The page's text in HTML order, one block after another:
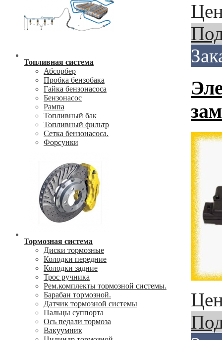
Топливная система
Абсорбер
Пробка бензобака
Гайка бензонасоса
Бензонасос
Рампа
Топливный бак
Топливный фильтр
Сетка бензонасоса.
Форсунки
Тормозная система
Диски тормозные
Колодки передние
Колодки задние
Трос ручника
Рем.комплекты тормозной системы.
Барабан тормозной.
Датчик тормозной системы
Пальцы суппорта
Ось педали тормоза
Вакуумник